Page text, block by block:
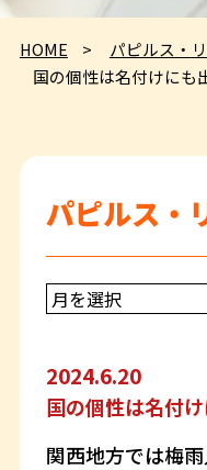
HOME
パピルス・
国の個性は名付けに
パピルス・
2024.6.20
国の個性は名付
関西地方では梅